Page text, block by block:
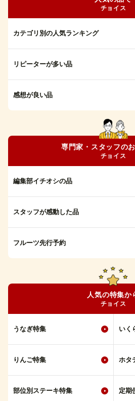
チョイス
カテゴリ別の人気ランキング
リピーターが多い品
感想が良い品
専門家・スタッフの
チョイス
編集部イチオシの品
スタッフが感動した品
フルーツ先行予約
人気の特集か
チョイス
うなぎ特集 いく
りんご特集 ホタ
部位別ステーキ特集 定期